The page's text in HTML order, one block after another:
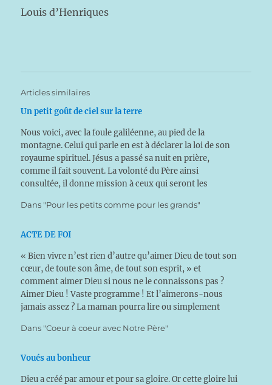
Louis d’Henriques
Articles similaires
Un petit goût de ciel sur la terre
Nous voici, avec la foule galiléenne, au pied de la
montagne. Celui qui parle en est à déclarer la loi de son
royaume spirituel. Jésus a passé sa nuit en prière,
comme il fait souvent. La volonté du Père ainsi
consultée, il donne mission à ceux qui seront les
Dans "Pour les petits comme pour les grands"
ACTE DE FOI
« Bien vivre n’est rien d’autre qu’aimer Dieu de tout son
cœur, de toute son âme, de tout son esprit, » et
comment aimer Dieu si nous ne le connaissons pas ?
Aimer Dieu ! Vaste programme ! Et l’aimerons-nous
jamais assez ? La maman pourra lire ou simplement
Dans "Coeur à coeur avec Notre Père"
Voués au bonheur
Dieu a créé par amour et pour sa gloire. Or cette gloire lui